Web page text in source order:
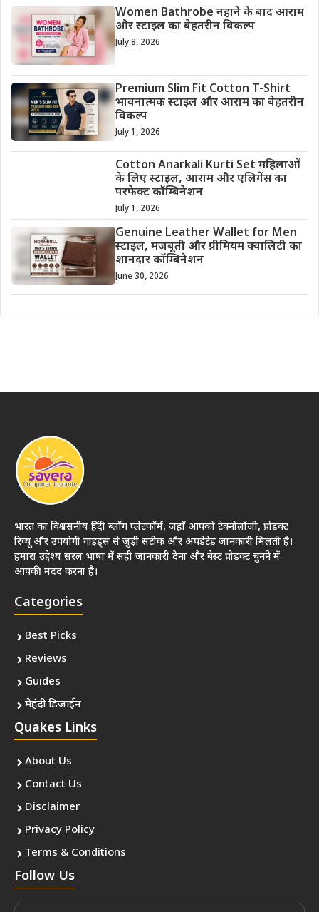
Women Bathrobe नहाने के बाद आराम
और स्टाइल का बेहतरीन विकल्प
July 8, 2026
Premium Slim Fit Cotton T-Shirt
भावनात्मक स्टाइल और आराम का बेहतरीन
विकल्प
July 1, 2026
Cotton Anarkali Kurti Set महिलाओं
के लिए स्टाइल, आराम और एलिगेंस का
परफेक्ट कॉम्बिनेशन
July 1, 2026
Genuine Leather Wallet for Men
स्टाइल, मजबूती और प्रीमियम क्वालिटी का
शानदार कॉम्बिनेशन
June 30, 2026
भारत का विश्वसनीय हिंदी ब्लॉग प्लेटफॉर्म, जहाँ आपको टेक्नोलॉजी, प्रोडक्ट
रिव्यू और उपयोगी गाइड्स से जुड़ी सटीक और अपडेटेड जानकारी मिलती है।
हमारा उद्देश्य सरल भाषा में सही जानकारी देना और बेस्ट प्रोडक्ट चुनने में
आपकी मदद करना है।
Categories
Best Picks
Reviews
Guides
मेहंदी डिजाईन
Quakes Links
About Us
Contact Us
Disclaimer
Privacy Policy
Terms & Conditions
Follow Us